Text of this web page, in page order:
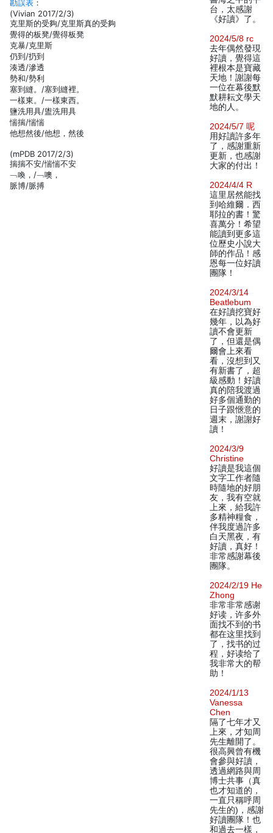
勘誤表 ：
(Vivian 2017/2/3)
克里斯的受夠/克里斯真的受夠
覺得的板凳/覺得板凳
克暴/克里斯
仍到/扔到
湊透/滲透
勢和/勢利
塞到縫。/塞到縫裡。
一樣東。/一樣東西。
鹽洗用具/盥洗用具
惴揣/惴惴
他想然後/他想，然後
(mPDB 2017/2/3)
揣揣不安/惴惴不安
﹁喚，/﹁噢，
脈博/脈搏
台，太感謝
《好讀》了。
2024/5/8 rc
去年偶然發現
好讀，覺得這
裡根本是寶藏
天地！謝謝每
一位在幕後默
默耕耘文學天
地的人。
2024/5/7 呢
用好讀許多年
了，感謝重新
更新，也感謝
大家的付出！
2024/4/4 R
這里居然能找
到哈維爾．西
耶拉的書！驚
喜萬分！希望
能讀到更多這
位歷史小說大
師的作品！感
恩每一位好讀
團隊！
2024/3/14
Beatlebum
在好讀挖寶好
幾年，以為好
讀不會更新
了，但還是偶
爾會上來看
看，沒想到又
有新書了，超
級感動！好讀
真的陪我渡過
好多個通勤的
日子跟愜意的
週末，謝謝好
讀！
2024/3/9
Christine
好讀是我這個
文字工作者隨
時隨地的好朋
友，我有空就
上來，給我許
多精神糧食，
伴我度過許多
白天黑夜，有
好讀，真好！
非常感謝幕後
團隊。
2024/2/19 He
Zhong
非常非常感谢
好读，许多外
面找不到的书
都在这里找到
了，找书的过
程，好读给了
我非常大的帮
助！
2024/1/13
Vanessa
Chen
隔了七年才又
上來，才知周
先生離開了。
很高興曾有機
會參與好讀，
透過網路與周
博士共事（真
也才知道的，
一直只稱呼周
先生的)，感謝
好讀團隊！也
和過去一樣，